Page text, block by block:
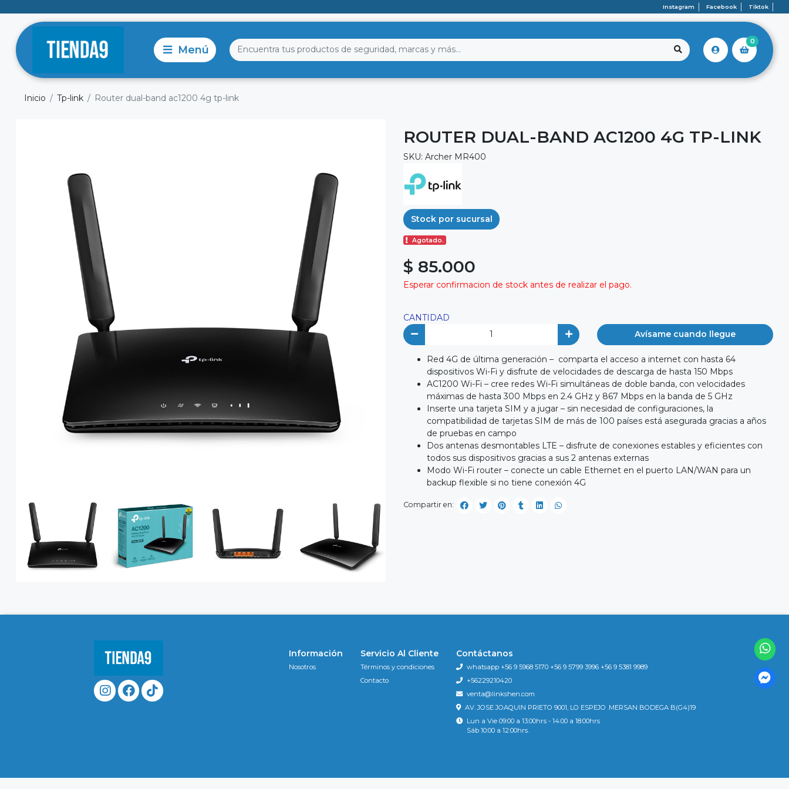
Instagram Facebook Tiktok
0
Inicio Tp-link Router dual-band ac1200 4g tp-link
ROUTER DUAL-BAND AC1200 4G TP-LINK
SKU: Archer MR400
Stock por sucursal
Agotado.
$ 85.000
Esperar confirmacion de stock antes de realizar el pago.
CANTIDAD
Avísame cuando llegue
Red 4G de última generación – comparta el acceso a internet con hasta 64
dispositivos Wi-Fi y disfrute de velocidades de descarga de hasta 150 Mbps
AC1200 Wi-Fi – cree redes Wi-Fi simultáneas de doble banda, con velocidades
máximas de hasta 300 Mbps en 2.4 GHz y 867 Mbps en la banda de 5 GHz
Inserte una tarjeta SIM y a jugar – sin necesidad de configuraciones, la
compatibilidad de tarjetas SIM de más de 100 países está asegurada gracias a años
de pruebas en campo
Dos antenas desmontables LTE – disfrute de conexiones estables y eficientes con
todos sus dispositivos gracias a sus 2 antenas externas
Modo Wi-Fi router – conecte un cable Ethernet en el puerto LAN/WAN para un
backup flexible si no tiene conexión 4G
Compartir en:
Información
Nosotros
Servicio Al Cliente
Términos y condiciones
Contacto
Contáctanos
whatsapp +56 9 5968 5170 +56 9 5799 3996 +56 9 5381 9989
+56229210420
venta@linkshen.com
AV. JOSE JOAQUIN PRIETO 9001, LO ESPEJO .MERSAN BODEGA B(G4)19
Lun a Vie 09:00 a 13:00hrs - 14:00 a 18:00hrs
Sáb 10:00 a 12:00hrs.